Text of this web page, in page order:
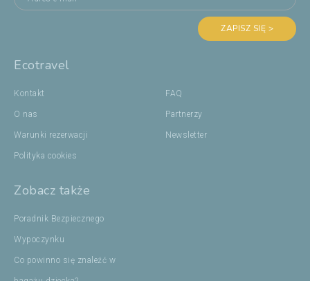
ZAPISZ SIĘ >
Ecotravel
Kontakt
O nas
Warunki rezerwacji
Polityka cookies
FAQ
Partnerzy
Newsletter
Zobacz także
Poradnik Bezpiecznego
Wypoczynku
Co powinno się znaleźć w